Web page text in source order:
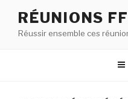
RÉUNIONS
Réussir ensemble ces